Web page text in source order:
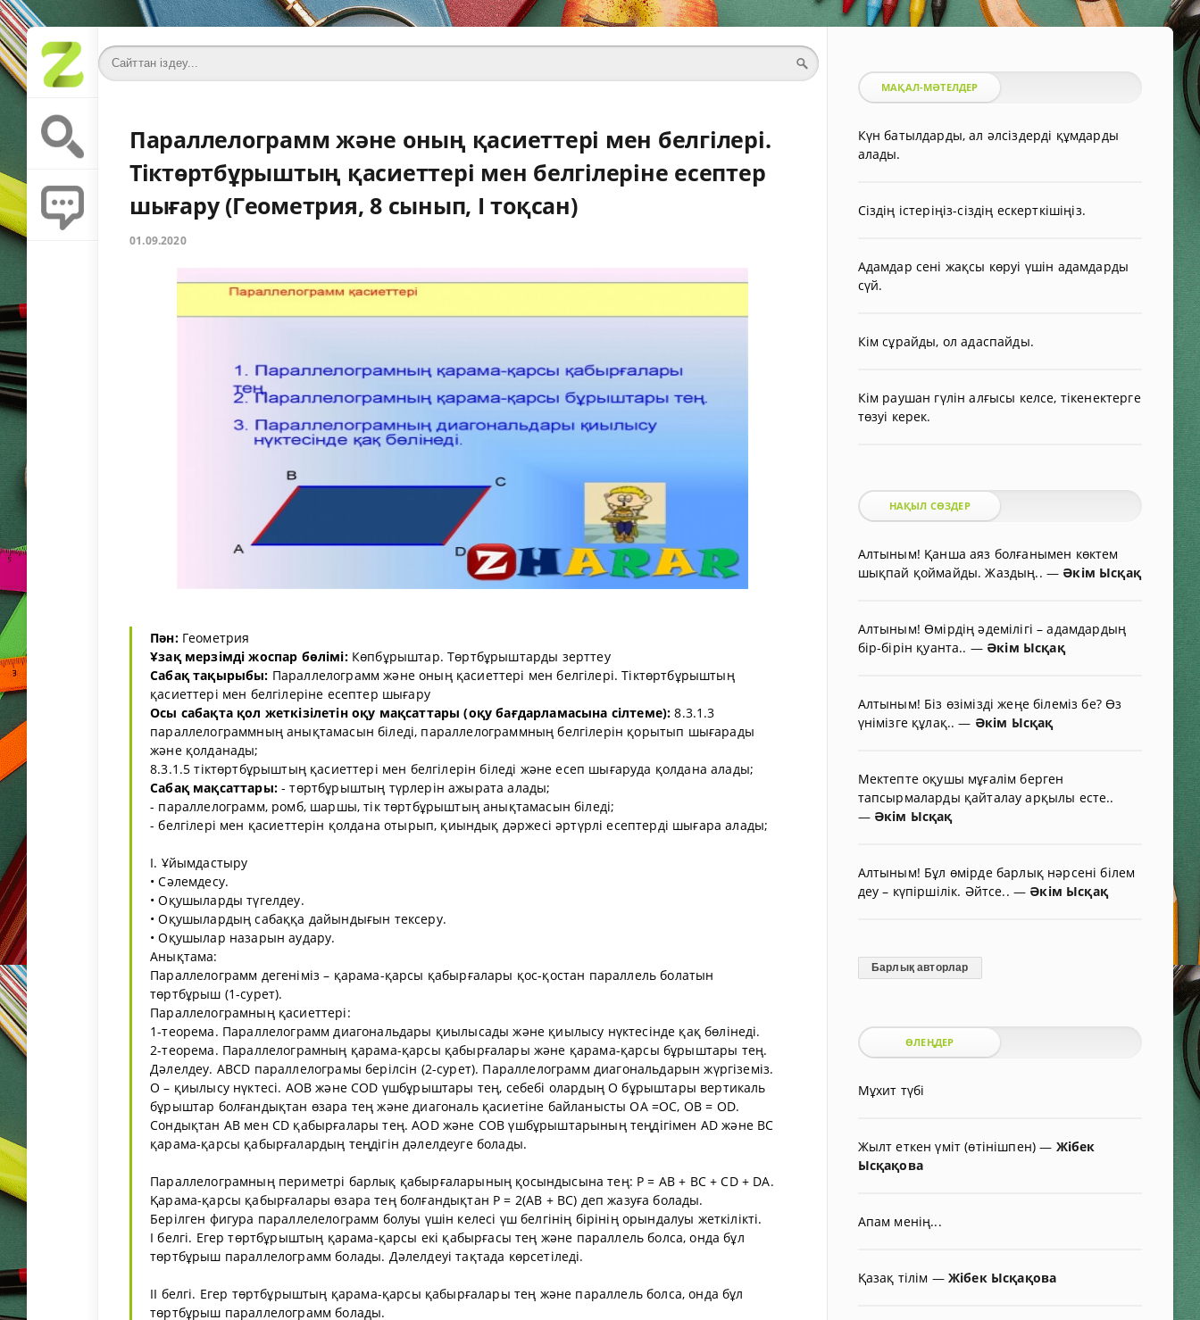
Параллелограмм және оның қасиеттері мен белгілері.
Тіктөртбұрыштың қасиеттері мен белгілеріне есептер
шығару (Геометрия, 8 сынып, I тоқсан)
01.09.2020
Пән:Геометрия
Ұзақ мерзімді жоспар бөлімі:Көпбұрыштар. Төртбұрыштарды зерттеу
Сабақ тақырыбы: Параллелограмм және оның қасиеттері мен белгілері. Тіктөртбұрыштың
қасиеттері мен белгілеріне есептер шығару
Осы сабақта қол жеткізілетін оқу мақсаттары (оқу бағдарламасына сілтеме): 8.3.1.3
параллелограммның анықтамасын біледі, параллелограммның белгілерін қорытып шығарады
және қолданады;
8.3.1.5 тіктөртбұрыштың қасиеттері мен белгілерін біледі және есеп шығаруда қолдана алады;
Сабақ мақсаттары:- төртбұрыштың түрлерін ажырата алады;
- параллелограмм, ромб, шаршы, тік төртбұрыштың анықтамасын біледі;
- белгілері мен қасиеттерін қолдана отырып, қиындық дәржесі әртүрлі есептерді шығара алады;
І. Ұйымдастыру
• Сәлемдесу.
• Оқушыларды түгелдеу.
• Оқушылардың сабаққа дайындығын тексеру.
• Оқушылар назарын аудару.
Анықтама:
Параллелограмм дегеніміз – қарама-қарсы қабырғалары қос-қостан параллель болатын
төртбұрыш (1-сурет).
Параллелограмның қасиеттері:
1-теорема. Параллелограмм диагональдары қиылысады және қиылысу нүктесінде қақ бөлінеді.
2-теорема. Параллелограмның қарама-қарсы қабырғалары және қарама-қарсы бұрыштары тең.
Дәлелдеу. ABCD параллелограмы берілсін (2-сурет). Параллелограмм диагональдарын жүргіземіз.
O – қиылысу нүктесі. AOB және COD үшбұрыштары тең, себебі олардың O бұрыштары вертикаль
бұрыштар болғандықтан өзара тең және диагональ қасиетіне байланысты OA =OC, OB = OD.
Сондықтан AB мен CD қабырғалары тең. AOD және COB үшбұрыштарының теңдігімен AD және BC
қарама-қарсы қабырғалардың теңдігін дәлелдеуге болады.
Параллелограмның периметрі барлық қабырғаларының қосындысына тең: P = AB + BC + CD + DA.
Қарама-қарсы қабырғалары өзара тең болғандықтан P = 2(AB + BC) деп жазуға болады.
Берілген фигура параллелелограмм болуы үшін келесі үш белгінің бірінің орындалуы жеткілікті.
I белгі. Егер төртбұрыштың қарама-қарсы екі қабырғасы тең және параллель болса, онда бұл
төртбұрыш параллелограмм болады. Дәлелдеуі тақтада көрсетіледі.
II белгі. Егер төртбұрыштың қарама-қарсы қабырғалары тең және параллель болса, онда бұл
төртбұрыш параллелограмм болады.
МАҚАЛ-МӘТЕЛДЕР
Күн батылдарды, ал әлсіздерді құмдарды
алады.
Сіздің істеріңіз-сіздің ескерткішіңіз.
Адамдар сені жақсы көруі үшін адамдарды
сүй.
Кім сұрайды, ол адаспайды.
Кім раушан гүлін алғысы келсе, тікенектерге
төзуі керек.
НАҚЫЛ СӨЗДЕР
Алтыным! Қанша аяз болғанымен көктем
шықпай қоймайды. Жаздың.. — Әкім Ысқақ
Алтыным! Өмірдің әдемілігі – адамдардың
бір-бірін қуанта.. — Әкім Ысқақ
Алтыным! Біз өзімізді жеңе білеміз бе? Өз
үнімізге құлақ..— Әкім Ысқақ
Мектепте оқушы мұғалім берген
тапсырмаларды қайталау арқылы есте..
— Әкім Ысқақ
Алтыным! Бұл өмірде барлық нәрсені білем
деу – күпіршілік. Әйтсе.. — Әкім Ысқақ
Барлық авторлар
ӨЛЕҢДЕР
Мұхит түбі
Жылт еткен үміт (өтінішпен)— Жібек
Ысқақова
Апам менің...
Қазақ тілім — Жібек Ысқақова